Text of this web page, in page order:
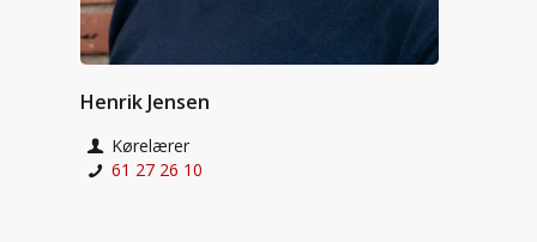
Henrik Jensen
Kørelærer
61 27 26 10